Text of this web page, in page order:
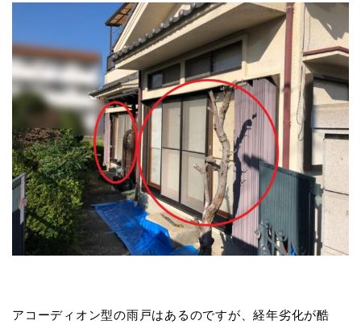
アコーディオン型の雨戸はあるのですが、経年劣化が酷